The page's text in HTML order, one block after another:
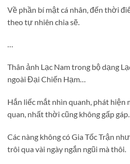
Về phần bí mật cá nhân, đến thời
theo tự nhiên chia sẽ.
…
Thân ảnh Lạc Nam trong bộ dạng
ngoài Đại Chiến Hạm…
Hắn liếc mắt nhìn quanh, phát hiện
quan, nhất thời cũng không gấp gáp.
Các nàng không có Gia Tốc Trận
trôi qua vài ngày ngắn ngũi mà thôi.